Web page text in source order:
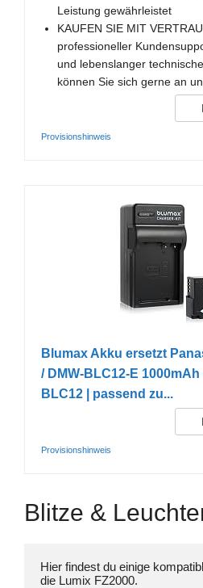
Leistung gewährleistet
KAUFEN SIE MIT
professioneller
und lebenslanger
können Sie sich gerne an
Provisionshinweis
Blumax Akku ersetzt
/ DMW-BLC12-E
BLC12 | passend zu...
Provisionshinweis
Blitze &
Hier findest du einige
die Lumix FZ2000.